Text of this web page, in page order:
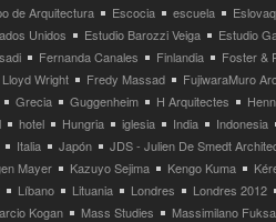
de Arquitectura Escocia escuela
Unidos Estudio Barozzi Veiga
Estudio
Fernanda Canales Finlandia
Foster &
Wright Fredy Massad
FujiwaraMuro
Grecia Guggenheim H Arquitectes
hotel Hungria iglesia India
Indonesia
Italia Japón
JDS - Julien De Smedt
Mayer Kazuyo Sejima Kengo Kuma
Líbano Lituania Londres
Londres 2012
Kogan Mass Studies
Massimilano